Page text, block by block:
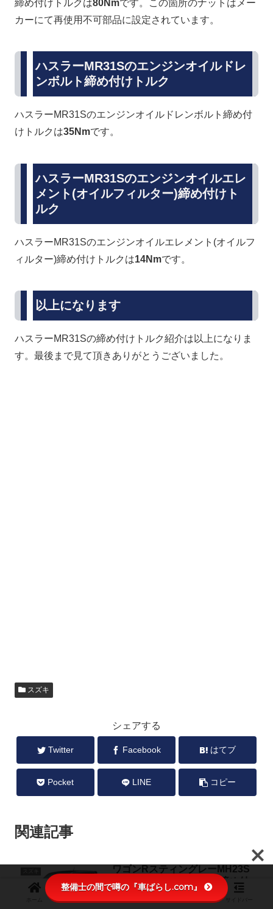
締め付けトルクは80Nmです。この箇所のナットはメー
カーにて再使用不可部品に設定されています。
ハスラーMR31Sのエンジンオイルドレ
ンボルト締め付けトルク
ハスラーMR31Sのエンジンオイルドレンボルト締め付
けトルクは35Nmです。
ハスラーMR31Sのエンジンオイルエレ
メント(オイルフィルター)締め付けト
ルク
ハスラーMR31Sのエンジンオイルエレメント(オイルフ
ィルター)締め付けトルクは14Nmです。
以上になります
ハスラーMR31Sの締め付けトルク紹介は以上になりま
す。最後まで見て頂きありがとうございました。
スズキ
シェアする
Twitter Facebook はてブ
Pocket LINE コピー
関連記事
ワゴンRスティングレーMH23S
のフロント・リア足回り締め付
けトルク紹介
検索 トップ
整備士の間で噂の『車ばらし.com』